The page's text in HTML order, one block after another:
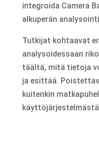
integroida Camera
alkuperän
Tutkijat kohtaavat
analysoidessaan
täältä, mitä tietoja
ja esittää.
kuitenkin